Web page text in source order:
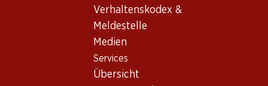
Verhaltenskodex &
Meldestelle
Medien
Services
Übersicht